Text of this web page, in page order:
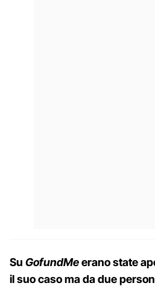
Su GofundMeerano state
il suo caso ma da due